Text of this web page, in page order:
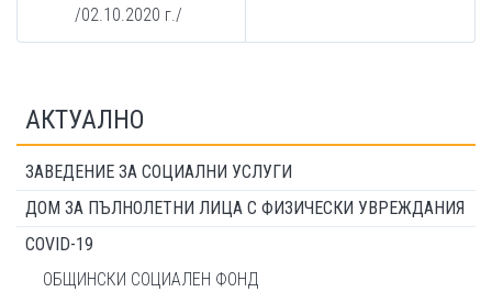
/02.10.2020 г./
АКТУАЛНО
ЗАВЕДЕНИЕ ЗА СОЦИАЛНИ УСЛУГИ
ДОМ ЗА ПЪЛНОЛЕТНИ ЛИЦА С ФИЗИЧЕСКИ УВРЕЖДАНИЯ
COVID-19
ОБЩИНСКИ СОЦИАЛЕН ФОНД